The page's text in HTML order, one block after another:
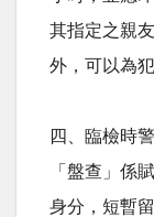
其指定之親
外，可以為
四、臨檢時
「盤查」係
身分，短暫